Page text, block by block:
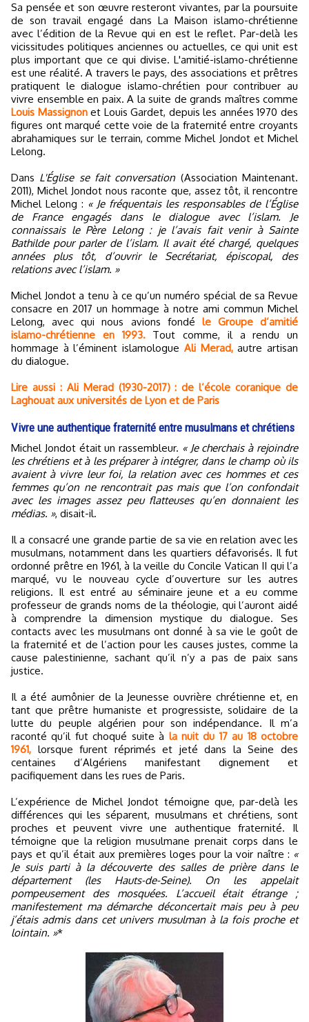
Sa pensée et son œuvre resteront vivantes, par la poursuite
de son travail engagé dans La Maison islamo-chrétienne
avec l’édition de la Revue qui en est le reflet. Par-delà les
vicissitudes politiques anciennes ou actuelles, ce qui unit est
plus important que ce qui divise. L'amitié-islamo-chrétienne
est une réalité. A travers le pays, des associations et prêtres
pratiquent le dialogue islamo-chrétien pour contribuer au
vivre ensemble en paix. A la suite de grands maîtres comme
Louis Massignonet Louis Gardet, depuis les années 1970 des
figures ont marqué cette voie de la fraternité entre croyants
abrahamiques sur le terrain, comme Michel Jondot et Michel
Lelong.
Dans L'Église se fait conversation (Association Maintenant.
2011), Michel Jondot nous raconte que, assez tôt, il rencontre
Michel Lelong : « Je fréquentais les responsables de l’Église
de France engagés dans le dialogue avec l’islam. Je
connaissais le Père Lelong : je l’avais fait venir à Sainte
Bathilde pour parler de l’islam. Il avait été chargé, quelques
années plus tôt, d’ouvrir le Secrétariat, épiscopal, des
relations avec l’islam. »
Michel Jondot a tenu à ce qu’un numéro spécial de sa Revue
consacre en 2017 un hommage à notre ami commun Michel
Lelong, avec qui nous avions fondé le Groupe d’amitié
islamo-chrétienne en 1993.Tout comme, il a rendu un
hommage à l’éminent islamologue Ali Merad,autre artisan
du dialogue.
Lire aussi : Ali Merad (1930-2017) : de l’école coranique de
Laghouat aux universités de Lyon et de Paris
Vivre une authentique fraternité entre musulmans et chrétiens
Michel Jondot était un rassembleur. « Je cherchais à rejoindre
les chrétiens et à les préparer à intégrer, dans le champ où ils
avaient à vivre leur foi, la relation avec ces hommes et ces
femmes qu’on ne rencontrait pas mais que l’on confondait
avec les images assez peu flatteuses qu’en donnaient les
médias. », disait-il.
Il a consacré une grande partie de sa vie en relation avec les
musulmans, notamment dans les quartiers défavorisés. Il fut
ordonné prêtre en 1961, à la veille du Concile Vatican II qui l’a
marqué, vu le nouveau cycle d’ouverture sur les autres
religions. Il est entré au séminaire jeune et a eu comme
professeur de grands noms de la théologie, qui l’auront aidé
à comprendre la dimension mystique du dialogue. Ses
contacts avec les musulmans ont donné à sa vie le goût de
la fraternité et de l’action pour les causes justes, comme la
cause palestinienne, sachant qu’il n’y a pas de paix sans
justice.
Il a été aumônier de la Jeunesse ouvrière chrétienne et, en
tant que prêtre humaniste et progressiste, solidaire de la
lutte du peuple algérien pour son indépendance. Il m’a
raconté qu’il fut choqué suite à la nuit du 17 au 18 octobre
1961, lorsque furent réprimés et jeté dans la Seine des
centaines d’Algériens manifestant dignement et
pacifiquement dans les rues de Paris.
L’expérience de Michel Jondot témoigne que, par-delà les
différences qui les séparent, musulmans et chrétiens, sont
proches et peuvent vivre une authentique fraternité. Il
témoigne que la religion musulmane prenait corps dans le
pays et qu’il était aux premières loges pour la voir naître : «
Je suis parti à la découverte des salles de prière dans le
département (les Hauts-de-Seine). On les appelait
pompeusement des mosquées. L’accueil était étrange ;
manifestement ma démarche déconcertait mais peu à peu
j’étais admis dans cet univers musulman à la fois proche et
lointain. »*